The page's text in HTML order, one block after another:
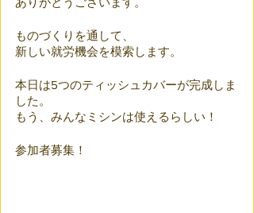
ものづくりを通して、
新しい就労機会を模索します。
本日は5つのティッシュカバーが完成しま
した。
もう、みんなミシンは使えるらしい！
参加者募集！